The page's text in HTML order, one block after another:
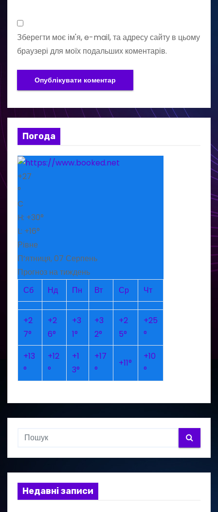
Зберегти моє ім'я, e-mail, та адресу сайту в цьому
браузері для моїх подальших коментарів.
Погода
+27
°
C
H: +30°
L: +16°
Рівне
П’ятниця, 07 Серпень
Прогноз на тиждень
Сб
Нд Пн Вт Ср Чт
+2
7°
+2
6°
+3
1°
+3
2°
+2
5°
+25
°
+13
°
+12
°
+1
3°
+17
°
+11°
+10
°
Недавні записи